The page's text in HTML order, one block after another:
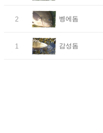
2 벵에돔
1 감성돔